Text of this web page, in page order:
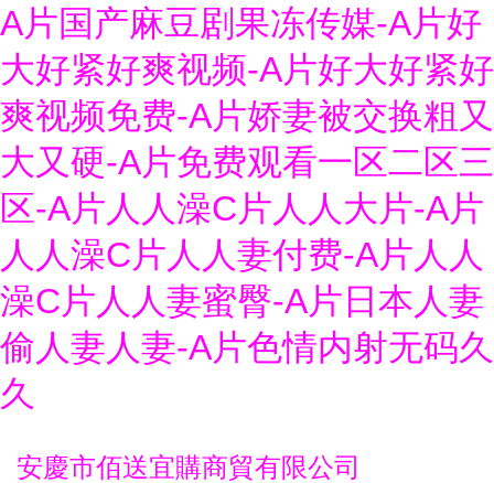
A片国产麻豆剧果冻传媒-A片好
大好紧好爽视频-A片好大好紧好
爽视频免费-A片娇妻被交换粗又
大又硬-A片免费观看一区二区三
区-A片人人澡C片人人大片-A片
人人澡C片人人妻付费-A片人人
澡C片人人妻蜜臀-A片日本人妻
偷人妻人妻-A片色情内射无码久
久
安慶市佰送宜購商貿有限公司